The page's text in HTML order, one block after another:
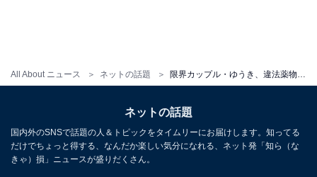
All About ニュース ネットの話題
ネットの話題
国内外のSNSで話題の人＆トピックをタイムリーにお届けします。知ってる
だけでちょっと得する、なんだか楽しい気分になれる、ネット発「知ら（な
きゃ）損」ニュースが盛りだくさん。